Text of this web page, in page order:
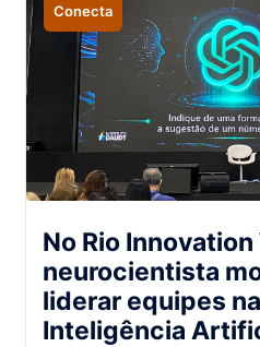
Conecta
No Rio Innovation
neurocientista
liderar equipes
Inteligência